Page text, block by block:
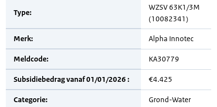
Type:
WZSV 63K1/3M
(10082341)
Merk: Alpha Innotec
Meldcode: KA30779
Subsidiebedrag vanaf 01/01/2026 : €4.425
Categorie: Grond-Water